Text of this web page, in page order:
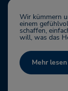
Wir kümmern
einem
schaffen,
will, was das
Mehr lesen